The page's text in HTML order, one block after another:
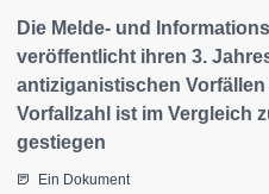
Die Melde- und
veröffentlicht ihren 3.
antiziganistischen
Vorfallzahl ist im Vergleich
gestiegen
Ein Dokument